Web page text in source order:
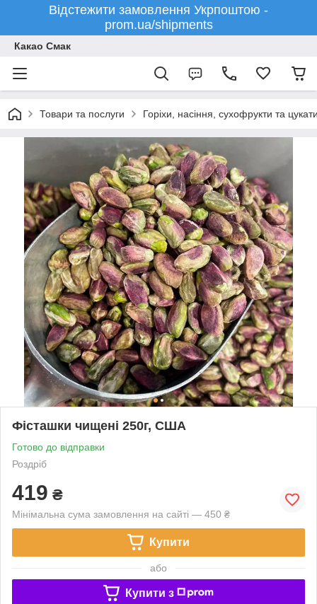
Відстежити замовлення Укрпоштою -
prom.ua/shipments
Какао Смак
Товари та послуги Горіхи, насіння, сухофрукти та
Фісташки чищені 250г, США
Готово до відправки
Роздріб
419 ₴
Мінімальна сума замовлення на сайті — 450 ₴
Купити
або
Купити з